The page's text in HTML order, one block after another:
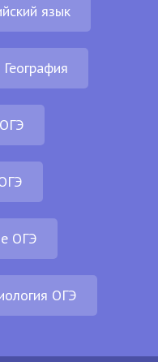
язык
География
ОГЭ
ОГЭ